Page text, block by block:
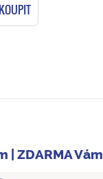
KOUPIT
| ZDARMA